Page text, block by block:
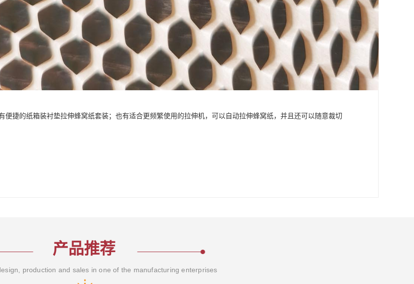
便捷的纸箱装衬垫拉伸蜂窝纸套装；也有适合更频繁使用的拉伸机，可以自动拉伸蜂窝纸，并且还可以随意裁切
产品推荐
production and sales in one of the manufacturing enterprises